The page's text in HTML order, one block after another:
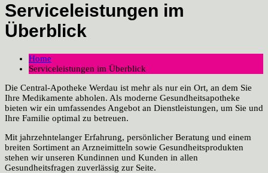
Serviceleistungen im
Überblick
Home
Serviceleistungen im Überblick
Die Central-Apotheke Werdau ist mehr als nur ein Ort, an dem Sie
Ihre Medikamente abholen. Als moderne Gesundheitsapotheke
bieten wir ein umfassendes Angebot an Dienstleistungen, um Sie und
Ihre Familie optimal zu betreuen.
Mit jahrzehntelanger Erfahrung, persönlicher Beratung und einem
breiten Sortiment an Arzneimitteln sowie Gesundheitsprodukten
stehen wir unseren Kundinnen und Kunden in allen
Gesundheitsfragen zuverlässig zur Seite.